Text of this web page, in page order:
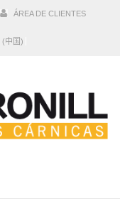
ÁREA DE CLIENTES
(中国)